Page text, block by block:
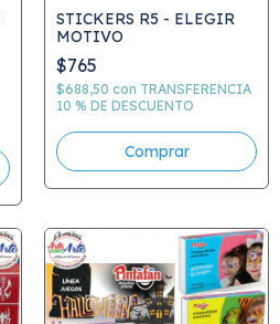
STICKERS R5 - ELEGIR
MOTIVO
$765
$688,50 con TRANSFERENCIA
10 % DE DESCUENTO